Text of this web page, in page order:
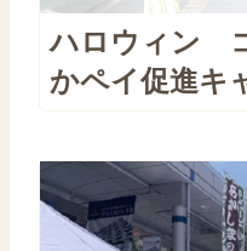
ハロウィン
かペイ促進キ